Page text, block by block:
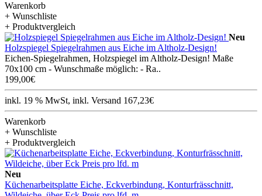
Warenkorb
+ Wunschliste
+ Produktvergleich
Neu
Holzspiegel Spiegelrahmen aus Eiche im Altholz-Design!
Eichen-Spiegelrahmen, Holzspiegel im Altholz-Design! Maße
70x100 cm - Wunschmaße möglich: - Ra..
199,00€
inkl. 19 % MwSt, inkl. Versand 167,23€
Warenkorb
+ Wunschliste
+ Produktvergleich
Neu
Küchenarbeitsplatte Eiche, Eckverbindung, Konturfrässchnitt,